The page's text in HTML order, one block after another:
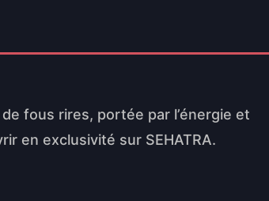
fous rires, portée par l’énergie et
en exclusivité sur SEHATRA.